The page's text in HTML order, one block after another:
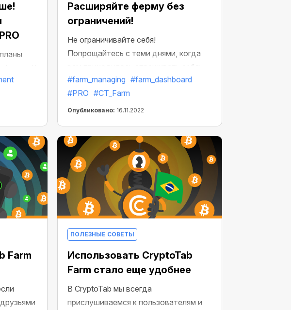
Расширяйте ферму без
ограничений!
Не ограничивайте себя!
Попрощайтесь с теми днями, когда
«Достаточно ли у меня слотов на
ферме или нет»! Ведь
обеспечивает неограниченное место
можете добавить столько ПК и
Воркеров, сколько захотите!
#farm_managing #farm_dashboard
#PRO #CT_Farm
Опубликовано: 16.11.2022
Farm
ПОЛЕЗНЫЕ СОВЕТЫ
Использовать CryptoTab
Farm стало еще удобнее
В CryptoTab мы всегда
прислушиваемся к пользователям и